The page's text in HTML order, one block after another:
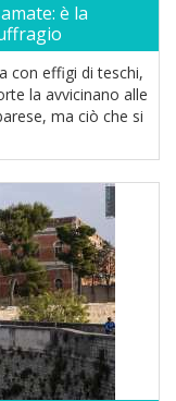
è la
con effigi di teschi,
la avvicinano alle
ma ciò che si